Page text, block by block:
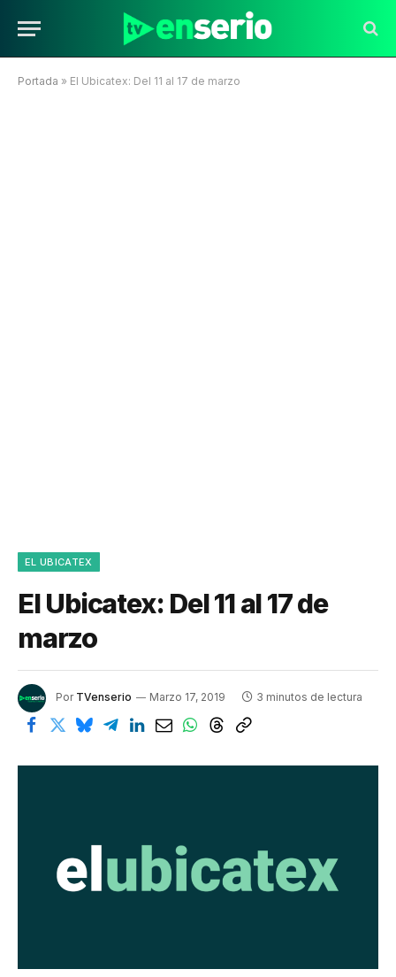
Portada » El Ubicatex: Del 11 al 17 de marzo
EL UBICATEX
El Ubicatex: Del 11 al 17 de
marzo
Por TVenserio Marzo 17, 2019 3 minutos de lectura